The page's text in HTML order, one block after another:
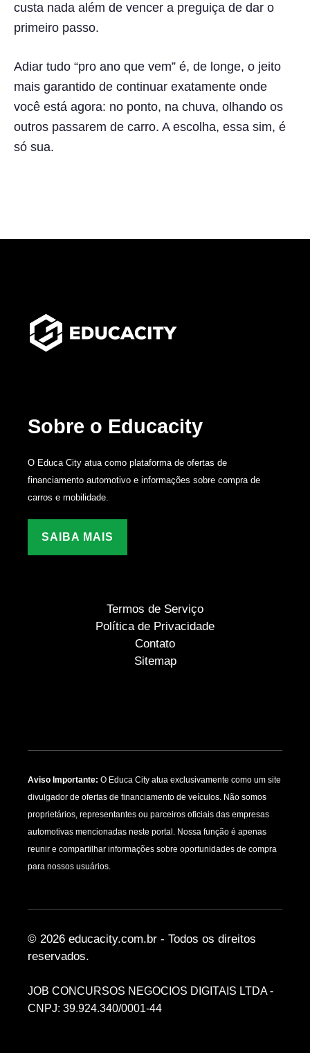
custa nada além de vencer a preguiça de dar o
primeiro passo.
Adiar tudo “pro ano que vem” é, de longe, o jeito
mais garantido de continuar exatamente onde
você está agora: no ponto, na chuva, olhando os
outros passarem de carro. A escolha, essa sim, é
só sua.
Sobre o Educacity
O Educa City atua como plataforma de ofertas de
financiamento automotivo e informações sobre compra de
carros e mobilidade.
SAIBA MAIS
Termos de Serviço
Política de Privacidade
Contato
Sitemap
Aviso Importante: O Educa City atua exclusivamente como um site
divulgador de ofertas de financiamento de veículos. Não somos
proprietários, representantes ou parceiros oficiais das empresas
automotivas mencionadas neste portal. Nossa função é apenas
reunir e compartilhar informações sobre oportunidades de compra
para nossos usuários.
© 2026 educacity.com.br - Todos os direitos
reservados.
JOB CONCURSOS NEGOCIOS DIGITAIS LTDA -
CNPJ: 39.924.340/0001-44